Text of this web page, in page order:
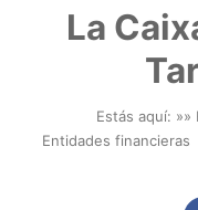
La
Estás aquí: »»
Entidades financieras